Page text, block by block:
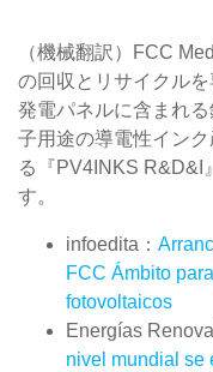
（機械翻訳）FCC
の回収とリサイクル
発電パネルに含まれ
子用途の導電性イン
る『PV4INKS R&D&I
す。
infoedita：
FCC Ámbito
fotovoltaicos
Energías
nivel mundial se